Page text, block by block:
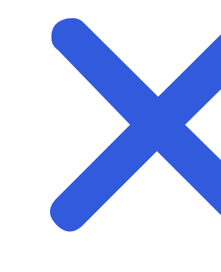
Start prosjektet ditt med oss
Klar til å gjøre ideen din om til en kraftfull